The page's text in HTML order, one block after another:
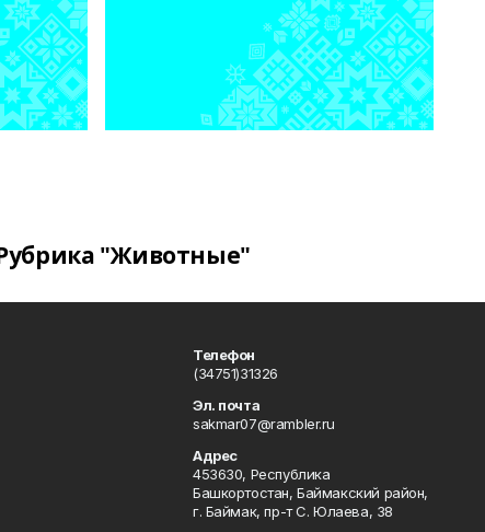
"Животные"
Телефон
(34751)31326
Эл. почта
sakmar07@rambler.ru
Адрес
453630, Республика
Башкортостан, Баймакский район,
г. Баймак, пр-т С. Юлаева, 38